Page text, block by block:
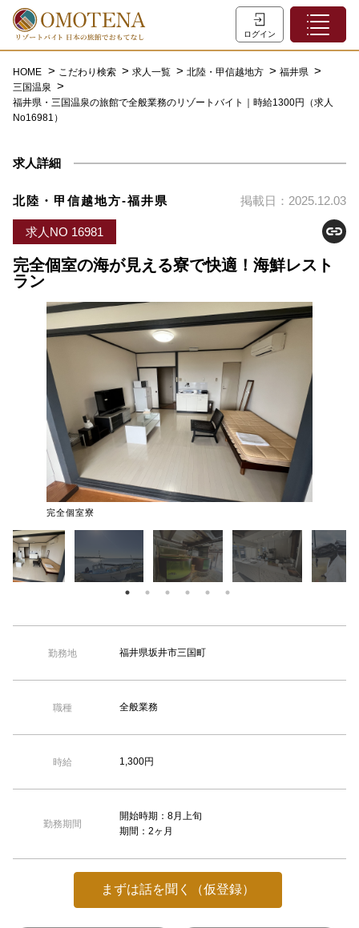
ログイン
ホーム
主な職種
会員登録
0120-932-959
【TEL受付】9:30～18:00 土日・祝日定休
HOME こだわり検索 求人一覧 北陸・甲信越地方
福井県
三国温泉
福井県・三国温泉の旅館で全般業務のリゾートバイト｜時給1300円（求人
No16981）
求人詳細
北陸・甲信越地方-福井県 掲載日：2025.12.03
求人NO 16981
完全個室の海が見える寮で快適！海鮮レスト
ラン
完全個室寮
勤務地 福井県坂井市三国町
職種 全般業務
時給 1,300円
勤務期間
開始時期：8月上旬
期間：2ヶ月
まずは話を聞く（仮登録）